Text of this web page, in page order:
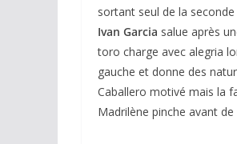
sortant seul de la
Ivan Garcia salue après
toro charge avec alegria
gauche et donne des
Caballero motivé mais la
Madrilène pinche avant